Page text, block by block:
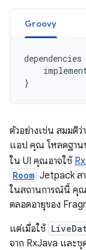
Groovy
dependencies
}
ตัวอย่างเช่น สมมติ
แอป คุณ โหลดฐาน
ใน UI คุณอาจใช้
Room Jetpack ส
ในสถานการณ์นี้ คุณ
ตลอดอายุของ
แต่เมื่อใช้
จาก RxJava และชุ